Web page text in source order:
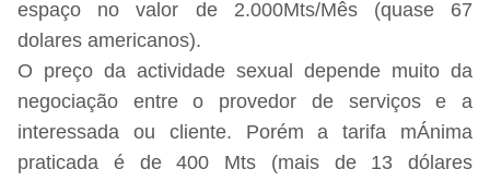
espaço no valor de 2.000Mts/Mês (quase 67
dolares americanos).
O preço da actividade sexual depende muito da
negociação entre o provedor de serviços e a
interessada ou cliente. Porém a tarifa mÁnima
praticada é de 400 Mts (mais de 13 dólares